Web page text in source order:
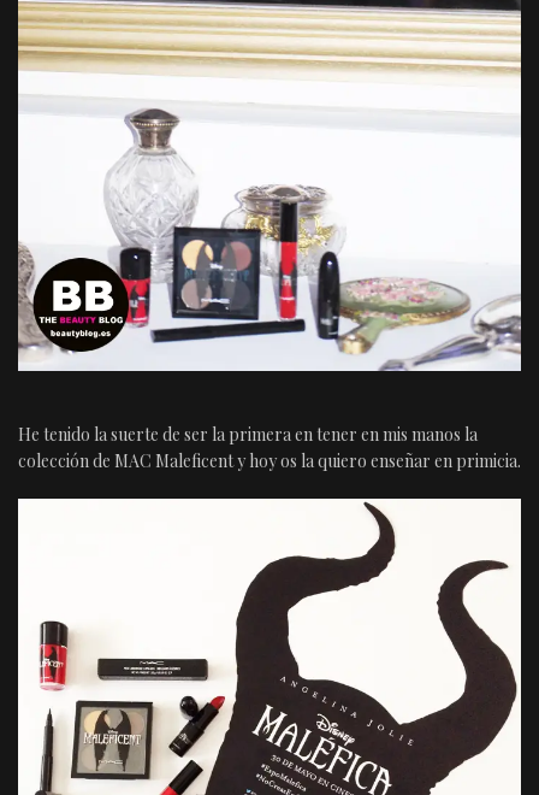
He tenido la suerte de ser la primera en tener en mis manos la
colección de MAC Maleficent y hoy os la quiero enseñar en primicia.